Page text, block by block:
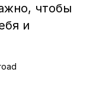
чтобы
и